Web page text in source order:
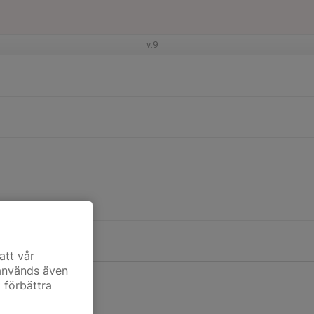
v.9
vår
även
förbättra